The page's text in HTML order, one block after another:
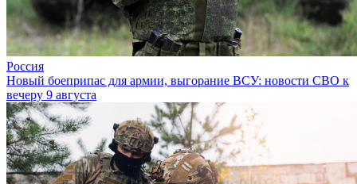
Россия
Новый боеприпас для армии, выгорание ВСУ: новости СВО к
вечеру 9 августа